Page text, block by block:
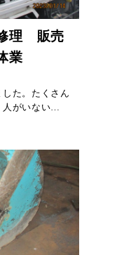
理 販売
業
た。たくさん
人がいない…